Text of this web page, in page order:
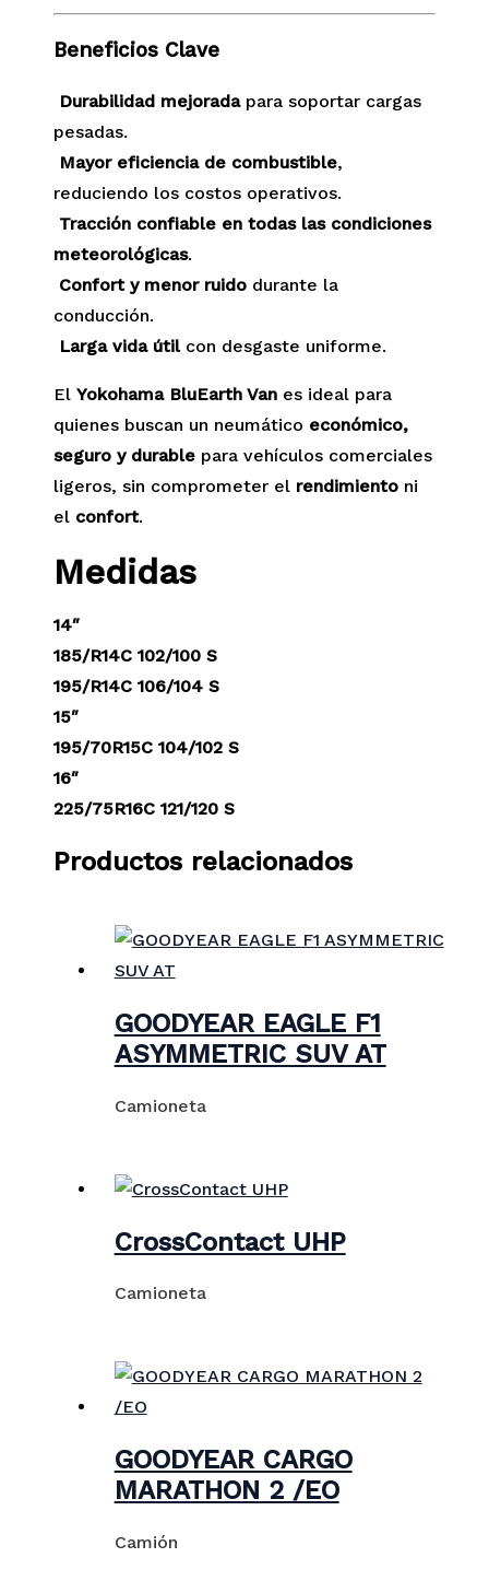
Beneficios Clave
Durabilidad mejoradapara soportar cargas
pesadas.
Mayor eficiencia de combustible,
reduciendo los costos operativos.
Tracción confiable en todas las condiciones
meteorológicas.
Confort y menor ruidodurante la
conducción.
Larga vida útilcon desgaste uniforme.
El Yokohama BluEarth Vanes ideal para
quienes buscan un neumático económico,
seguro y durablepara vehículos comerciales
ligeros, sin comprometer el rendimientoni
el confort.
Medidas
14″
185/R14C 102/100 S
195/R14C 106/104 S
15″
195/70R15C 104/102 S
16″
225/75R16C 121/120 S
Productos relacionados
GOODYEAR EAGLE F1
ASYMMETRIC SUV AT
Camioneta
CrossContact UHP
Camioneta
GOODYEAR CARGO
MARATHON 2 /EO
Camión